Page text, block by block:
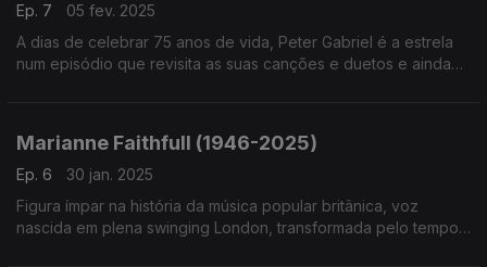
Ep. 7
05 fev. 2025
A dias de celebrar 75 anos de vida, Peter Gabriel é a estrela
num episódio que revisita as suas canções e duetos e ainda
Marianne Faithfull (1946-2025)
Ep. 6
30 jan. 2025
Figura ímpar na história da música popular britânica, voz
nascida em plena swinging London, transformada pelo tempo